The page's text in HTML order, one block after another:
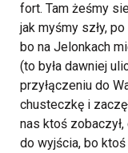
fort. Tam żeśmy
jak myśmy szły,
bo na Jelonkach
(to była dawniej
przyłączeniu do
chusteczkę i
nas ktoś
do wyjścia, bo